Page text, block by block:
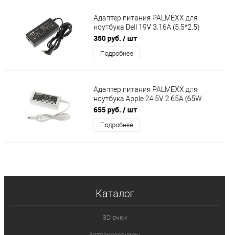
Адаптер питания PALMEXX для
ноутбука Dell 19V 3.16A (5.5*2.5)
(кабель питания в комплекте)
350 руб. / шт
Подробнее
Адаптер питания PALMEXX для
ноутбука Apple 24.5V 2.65A (65W
7.7*2.5) (кабель питания в
комплекте)
655 руб. / шт
Подробнее
Каталог
3D очки